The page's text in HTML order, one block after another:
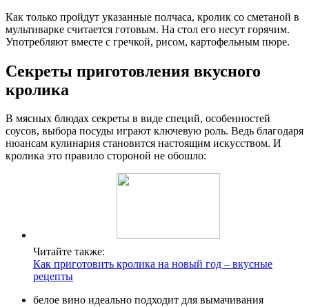
Как только пройдут указанные полчаса, кролик со сметаной в
мультиварке считается готовым. На стол его несут горячим.
Употребляют вместе с гречкой, рисом, картофельным пюре.
Секреты приготовления вкусного
кролика
В мясных блюдах секреты в виде специй, особенностей
соусов, выбора посуды играют ключевую роль. Ведь благодаря
нюансам кулинария становится настоящим искусством. И
кролика это правило стороной не обошло:
Читайте также:
Как приготовить кролика на новый год – вкусные
рецепты
белое вино идеально подходит для вымачивания